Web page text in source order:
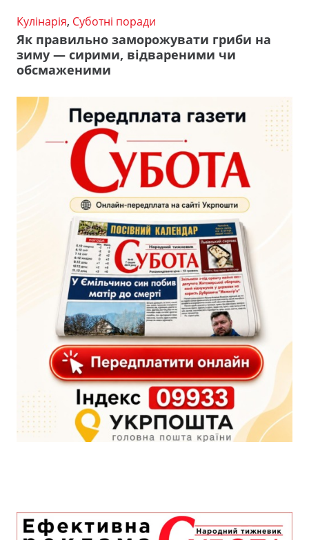
Кулінарія, Суботні поради
Як правильно заморожувати гриби на
зиму — сирими, відвареними чи
обсмаженими